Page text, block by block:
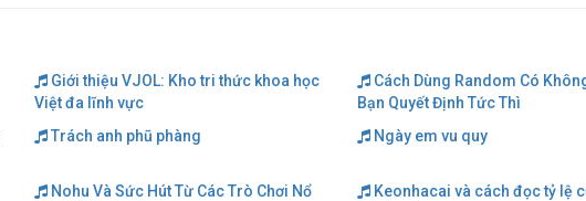
Giới thiệu VJOL: Kho tri thức khoa học
Việt đa lĩnh vực
Cách Dùng Random Có
Bạn Quyết Định Tức Thì
Trách anh phũ phàng Ngày em vu quy
Nohu Và Sức Hút Từ Các Trò Chơi Nổ
Keonhacai và cách đọc tỷ lệ